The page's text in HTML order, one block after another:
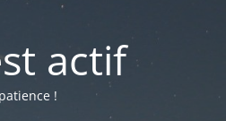
actif
!